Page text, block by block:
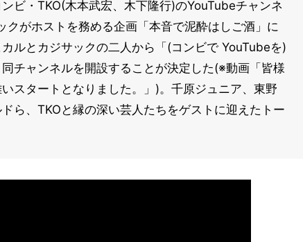
ンビ・TKO(木本武宏、木下隆行)のYouTubeチャンネ
クがホストを務める企画「本音で泥酔はしご酒」に
ルとカジサックの二人から「(コンビで YouTubeを)
チャンネルを開設することが決定した(※動画「皆様
スタートとなりました。」)。千原ジュニア、東野
ら、TKOと縁の深い芸人たちをゲストに迎えたトー